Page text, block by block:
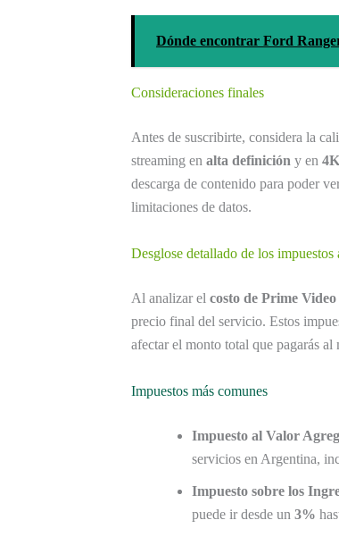
Dónde encontrar Ford
Consideraciones finales
Antes de suscribirte, considera la
streaming en alta definición y en 4K
descarga de contenido para poder
limitaciones de datos.
Desglose detallado de los
Al analizar el costo de Prime Video
precio final del servicio. Estos
afectar el monto total que pagarás al
Impuestos más comunes
Impuesto al Valor
servicios en Argentina,
Impuesto sobre los
puede ir desde un 3%